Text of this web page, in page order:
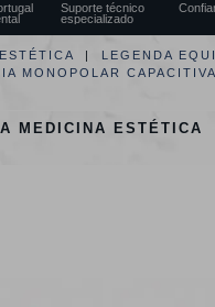
Suporte técnico
especializado
LEGENDA
MONOPOLAR
MEDICINA ESTÉTICA